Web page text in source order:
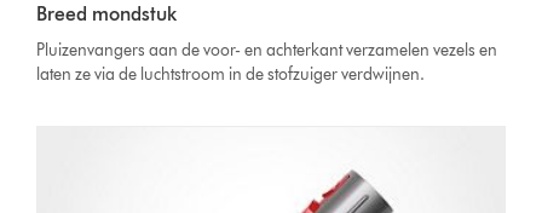
Breed mondstuk
Pluizenvangers aan de voor- en achterkant verzamelen vezels en
laten ze via de luchtstroom in de stofzuiger verdwijnen.